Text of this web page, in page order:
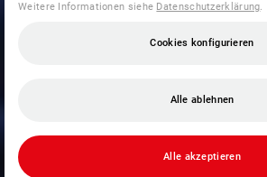
Weitere Informationen siehe Datenschutzerklärung.
Cookies konfigurieren
Alle ablehnen
Alle akzeptieren